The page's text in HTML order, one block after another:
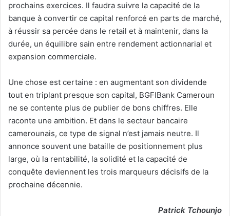
prochains exercices. Il faudra suivre la capacité de la
banque à convertir ce capital renforcé en parts de marché,
à réussir sa percée dans le retail et à maintenir, dans la
durée, un équilibre sain entre rendement actionnarial et
expansion commerciale.
Une chose est certaine : en augmentant son dividende
tout en triplant presque son capital, BGFIBank Cameroun
ne se contente plus de publier de bons chiffres. Elle
raconte une ambition. Et dans le secteur bancaire
camerounais, ce type de signal n’est jamais neutre. Il
annonce souvent une bataille de positionnement plus
large, où la rentabilité, la solidité et la capacité de
conquête deviennent les trois marqueurs décisifs de la
prochaine décennie.
Patrick Tchounjo